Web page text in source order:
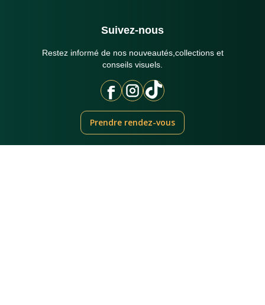
Suivez-nous
Restez informé de nos nouveautés,collections et
conseils visuels.
Prendre rendez-vous